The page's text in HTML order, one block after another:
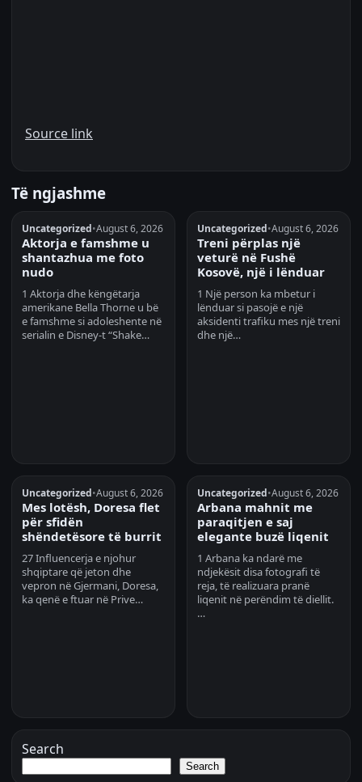
Source link
Të ngjashme
Uncategorized•August 6, 2026
Aktorja e famshme u
shantazhua me foto
nudo
1 Aktorja dhe këngëtarja
amerikane Bella Thorne u bë
e famshme si adoleshente në
serialin e Disney-t “Shake…
Uncategorized•August 6, 2026
Treni përplas një
veturë në Fushë
Kosovë, një i lënduar
1 Një person ka mbetur i
lënduar si pasojë e një
aksidenti trafiku mes një treni
dhe një…
Uncategorized•August 6, 2026
Mes lotësh, Doresa flet
për sfidën
shëndetësore të burrit
27 Influencerja e njohur
shqiptare që jeton dhe
vepron në Gjermani, Doresa,
ka qenë e ftuar në Prive…
Uncategorized•August 6, 2026
Arbana mahnit me
paraqitjen e saj
elegante buzë liqenit
1 Arbana ka ndarë me
ndjekësit disa fotografi të
reja, të realizuara pranë
liqenit në perëndim të diellit.
…
Search
Search